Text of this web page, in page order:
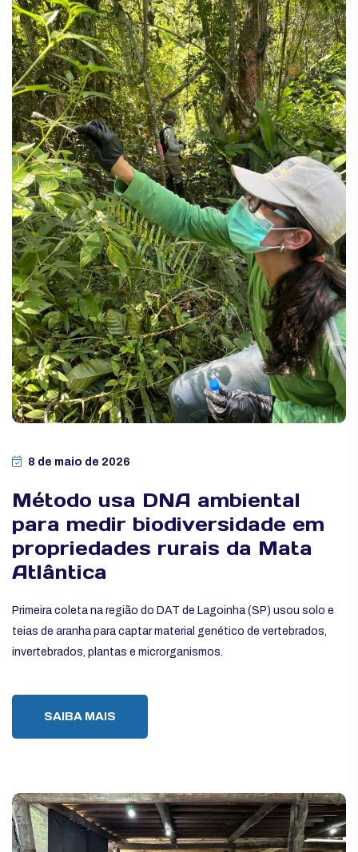
8 de maio de 2026
Método usa DNA ambiental
para medir biodiversidade em
propriedades rurais da Mata
Atlântica
Primeira coleta na região do DAT de Lagoinha (SP) usou solo e
teias de aranha para captar material genético de vertebrados,
invertebrados, plantas e microrganismos.
SAIBA MAIS